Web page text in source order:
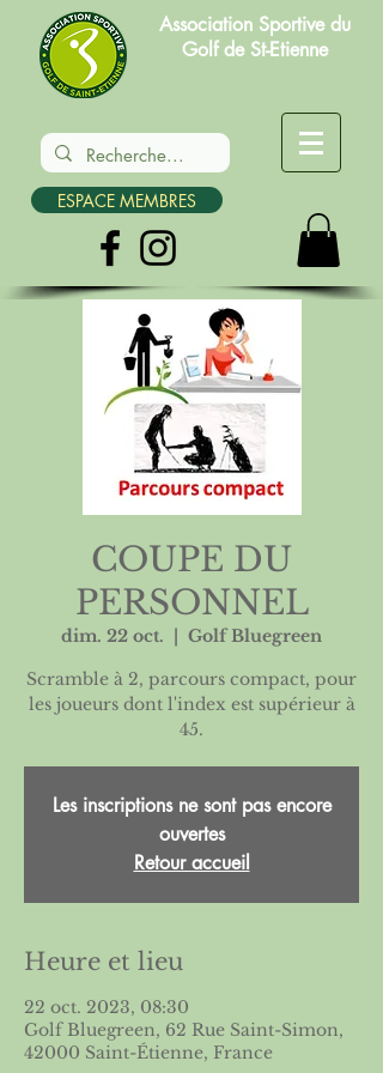
Association Sportive du
Golf de St-Etienne
ESPACE MEMBRES
COUPE DU
PERSONNEL
dim. 22 oct.
Golf Bluegreen
Scramble à 2, parcours compact, pour
les joueurs dont l'index est supérieur à
45.
Les inscriptions ne sont pas encore
ouvertes
Retour accueil
Heure et lieu
22 oct. 2023, 08:30
Golf Bluegreen, 62 Rue Saint-Simon,
42000 Saint-Étienne, France